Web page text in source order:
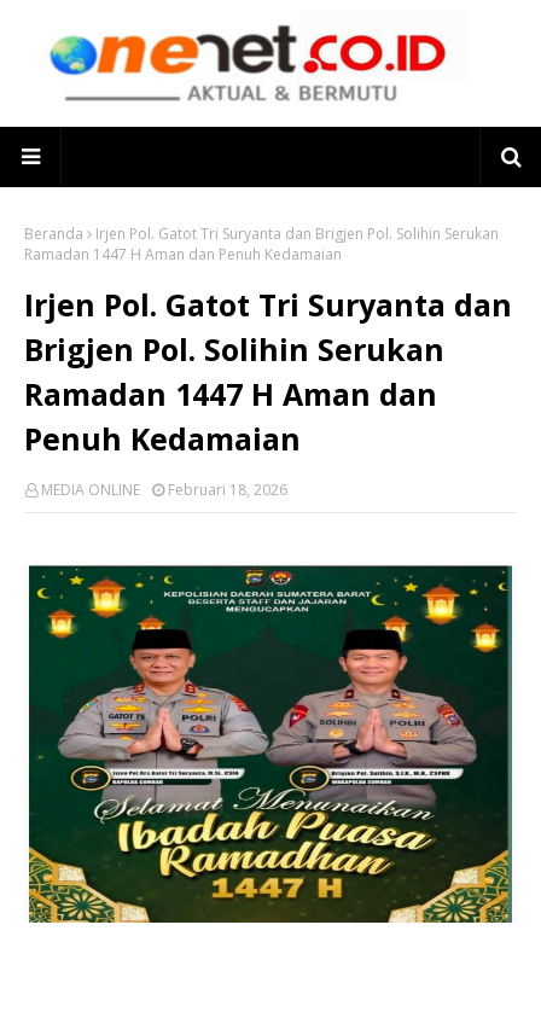
Beranda
Irjen Pol. Gatot Tri Suryanta dan Brigjen Pol. Solihin Serukan
Ramadan 1447 H Aman dan Penuh Kedamaian
Irjen Pol. Gatot Tri Suryanta dan
Brigjen Pol. Solihin Serukan
Ramadan 1447 H Aman dan
Penuh Kedamaian
MEDIA ONLINE Februari 18, 2026